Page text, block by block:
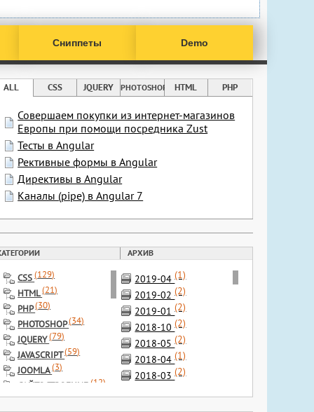
Сниппеты Demo
ALL CSS JQUERY PHOTOSHOP HTML PHP
Совершаем покупки из интернет-магазинов
Европы при помощи посредника Zust
Тесты в Angular
Рективные формы в Angular
Директивы в Angular
Каналы (pipe) в Angular 7
АРХИВ
CSS(129)
HTML(21)
PHP(30)
PHOTOSHOP(34)
JQUERY(79)
JAVASCRIPT(59)
JOOMLA(3)
САЙТОСТРОЕНИЕ (12)
ИНСТРУМЕНТЫ(24)
2019-04(1)
2019-02(2)
2019-01(2)
2018-10(2)
2018-05(2)
2018-04(1)
2018-03(2)